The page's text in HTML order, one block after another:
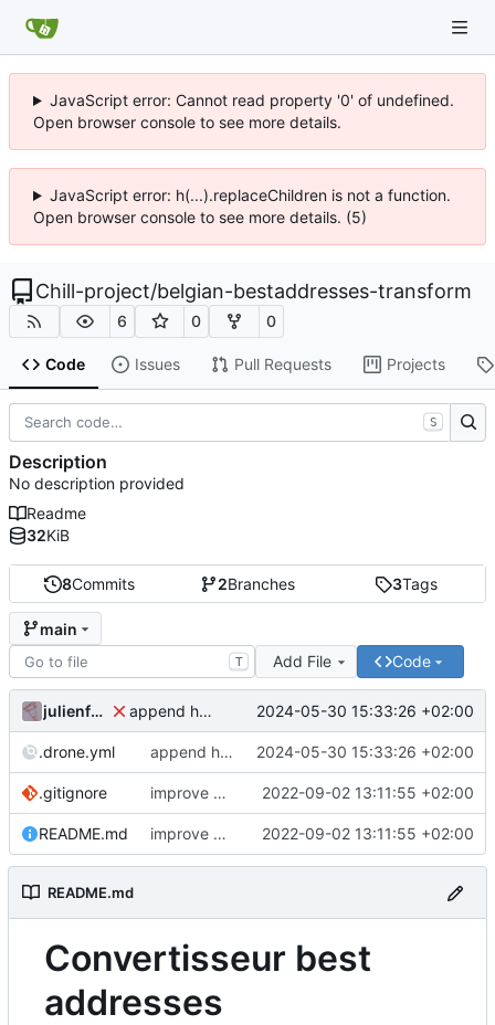
JavaScript error: Cannot read property '0' of undefined.
Open browser console to see more details.
JavaScript error: h(...).replaceChildren is not a function.
Open browser console to see more details. (5)
Chill-project/belgian-bestaddresses-transform
6 0 0
Code Issues Pull Requests Projects
8Commits 2Branches 3Tags
main
T Add File Code
julienfastre append housenumber and boxnumber to result 2024-05-30 15:33:26 +02:00
.drone.yml append housenumber and boxnumber to result 2024-05-30 15:33:26 +02:00
.gitignore improve performance, remove retired addresses and add center on postal 2022-09-02 13:11:55 +02:00
README.md improve performance, remove retired addresses and add center on postal 2022-09-02 13:11:55 +02:00
README.md
Convertisseur best
addresses
S
Description
No description provided
Readme
32KiB